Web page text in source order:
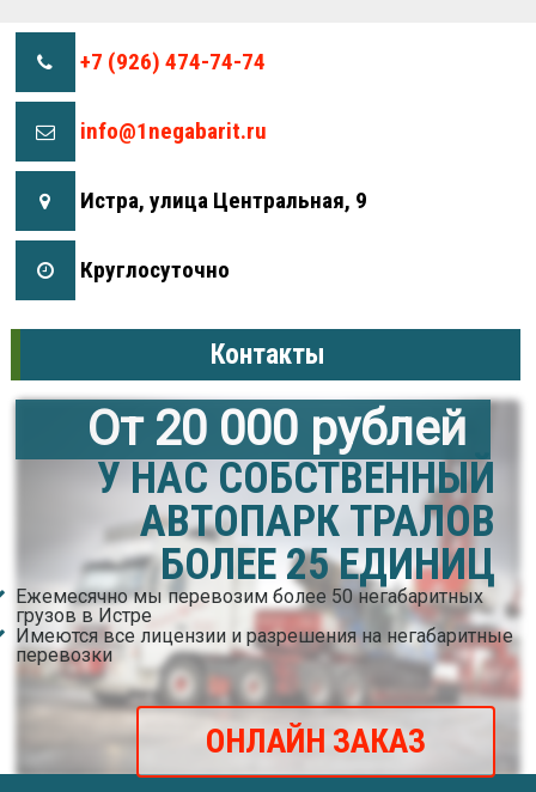
+7 (926) 474-74-74
info@1negabarit.ru
Истра, улица Центральная, 9
Круглосуточно
Контакты
От 20 000 рублей
У НАС СОБСТВЕННЫЙ
АВТОПАРК ТРАЛОВ
БОЛЕЕ 25 ЕДИНИЦ
Ежемесячно мы перевозим более 50 негабаритных
грузов в Истре
Имеются все лицензии и разрешения на негабаритные
перевозки
ОНЛАЙН ЗАКАЗ